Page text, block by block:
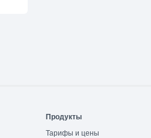
Продукты
Тарифы и цены